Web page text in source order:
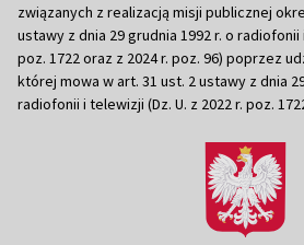
związanych z realizacją misji publicznej
ustawy z dnia 29 grudnia 1992 r. o radiofonii
poz. 1722 oraz z 2024 r. poz. 96) poprzez
której mowa w art. 31 ust. 2 ustawy z dnia
radiofonii i telewizji (Dz. U. z 2022 r. poz.